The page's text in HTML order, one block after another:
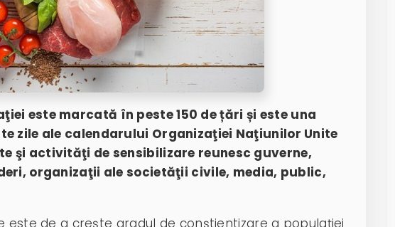
este marcată în peste 150 de țări și este una
zile ale calendarului Organizaţiei Naţiunilor Unite
şi activităţi de sensibilizare reunesc guverne,
organizaţii ale societăţii civile, media, public,